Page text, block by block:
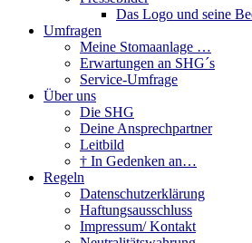
Das Logo und seine
Umfragen
Meine Stomaanlage …
Erwartungen an SHG´s
Service-Umfrage
Über uns
Die SHG
Deine Ansprechpartner
Leitbild
† In Gedenken an…
Regeln
Datenschutzerklärung
Haftungsausschluss
Impressum/ Kontakt